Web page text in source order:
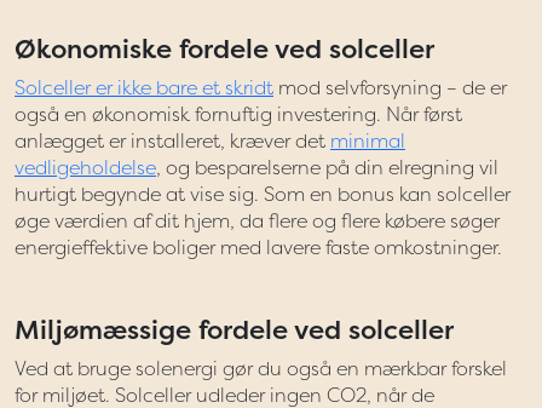
Økonomiske fordele ved solceller
Solceller er ikke bare et skridt mod selvforsyning – de er
også en økonomisk fornuftig investering. Når først
anlægget er installeret, kræver det minimal
vedligeholdelse , og besparelserne på din elregning vil
hurtigt begynde at vise sig. Som en bonus kan solceller
øge værdien af dit hjem, da flere og flere købere søger
energieffektive boliger med lavere faste omkostninger.
Miljømæssige fordele ved solceller
Ved at bruge solenergi gør du også en mærkbar forskel
for miljøet. Solceller udleder ingen CO2, når de